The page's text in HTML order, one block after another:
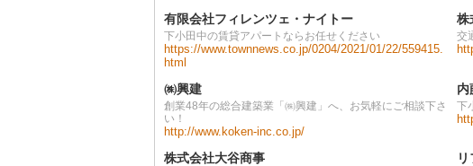
有限会社フィレンツェ・ナイトー
下小田中の賃貸アパートならお任せください
https://www.townnews.co.jp/0204/2021/01/22/559415.
html
株
交
㈱興建
創業48年の総合建築業「㈱興建」へ、お気軽にご相談下さ
い！
http://www.koken-inc.co.jp/
内
下
株式会社大谷商事